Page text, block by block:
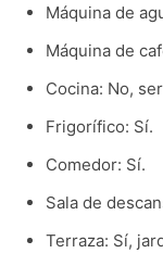
Máquina de
Máquina de
Cocina: No,
Frigorífico: Sí.
Comedor: Sí.
Sala de
Terraza: Sí,